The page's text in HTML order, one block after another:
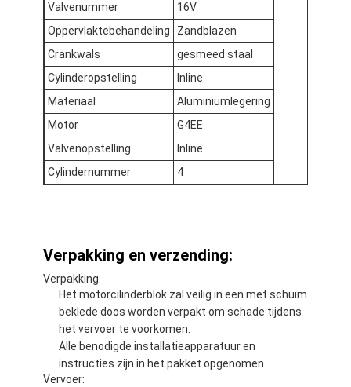
Valvenummer
16V
Oppervlaktebehandeling
Zandblazen
Crankwals
gesmeed staal
Cylinderopstelling
Inline
Materiaal
Aluminiumlegering
Motor
G4EE
Valvenopstelling
Inline
Cylindernummer
4
Verpakking en verzending:
Verpakking:
Het motorcilinderblok zal veilig in een met schuim
beklede doos worden verpakt om schade tijdens
het vervoer te voorkomen.
Alle benodigde installatieapparatuur en
instructies zijn in het pakket opgenomen.
Vervoer: